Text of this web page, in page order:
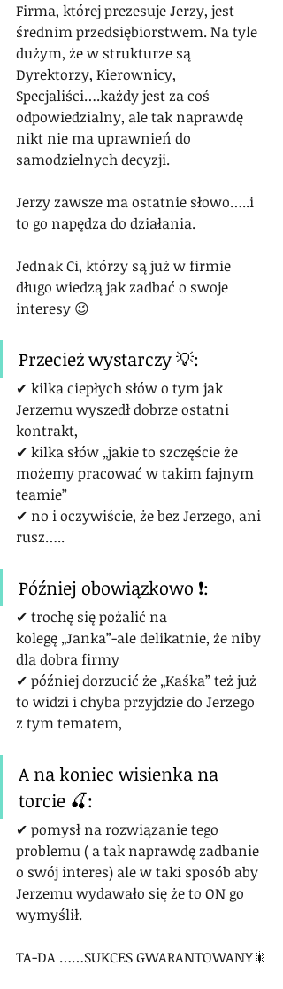
Firma, której prezesuje Jerzy, jest
średnim przedsiębiorstwem. Na tyle
dużym, że w strukturze są
Dyrektorzy, Kierownicy,
Specjaliści….każdy jest za coś
odpowiedzialny, ale tak naprawdę
nikt nie ma uprawnień do
samodzielnych decyzji.
Jerzy zawsze ma ostatnie słowo…..i
to go napędza do działania.
Jednak Ci, którzy są już w firmie
długo wiedzą jak zadbać o swoje
interesy 😉
Przecież wystarczy 💡:
✔ kilka ciepłych słów o tym jak
Jerzemu wyszedł dobrze ostatni
kontrakt,
✔ kilka słów „jakie to szczęście że
możemy pracować w takim fajnym
teamie”
✔ no i oczywiście, że bez Jerzego, ani
rusz…..
Później obowiązkowo ❗:
✔ trochę się pożalić na
kolegę „Janka”-ale delikatnie, że niby
dla dobra firmy
✔ później dorzucić że „Kaśka” też już
to widzi i chyba przyjdzie do Jerzego
z tym tematem,
A na koniec wisienka na
torcie 🍒:
✔ pomysł na rozwiązanie tego
problemu ( a tak naprawdę zadbanie
o swój interes) ale w taki sposób aby
Jerzemu wydawało się że to ON go
wymyślił.
TA-DA ……SUKCES GWARANTOWANY🎇